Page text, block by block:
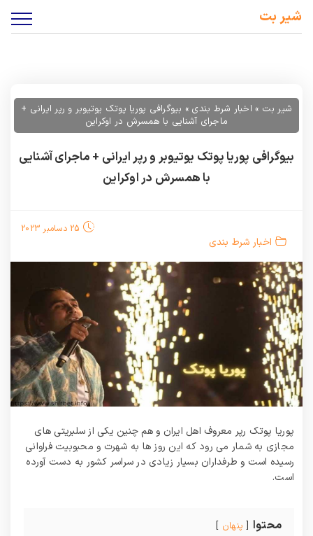
شیر بت
شیر بت » اخبار شرط بندی » بیوگرافی پوریا پوتک یوتیوبر و رپر ایرانی +
ماجرای آشنایی با همسرش در اوکراین
بیوگرافی پوریا پوتک یوتیوبر و رپر ایرانی + ماجرای آشنایی
با همسرش در اوکراین
25 دسامبر 2023
اخبار شرط بندی
پوریا پوتک رپر معروف اهل ایران و هم چنین یکی از سلبریتی های
مجازی به شمار می‌ رود که این روز ها به شهرت و محبوبیت فراوانی
رسیده است و طرفداران بسیار زیادی در سراسر کشور به دست آورده
است.
محتوا پنهان